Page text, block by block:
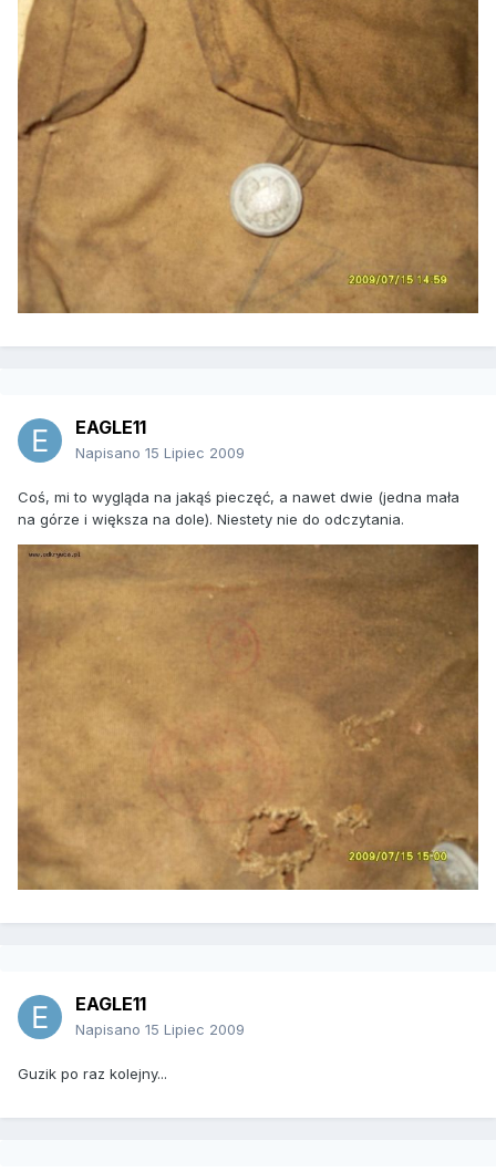
EAGLE11
Napisano 15 Lipiec 2009
Coś, mi to wygląda na jakąś pieczęć, a nawet dwie (jedna mała
na górze i większa na dole). Niestety nie do odczytania.
EAGLE11
Napisano 15 Lipiec 2009
Guzik po raz kolejny...